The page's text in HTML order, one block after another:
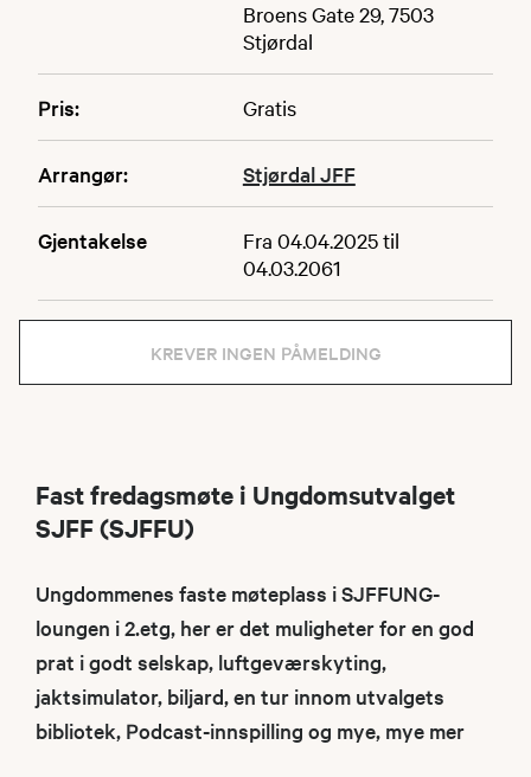
Broens Gate 29, 7503
Stjørdal
Pris: Gratis
Arrangør: Stjørdal JFF
Gjentakelse
Fra 04.04.2025 til
04.03.2061
KREVER INGEN PÅMELDING
Fast fredagsmøte i Ungdomsutvalget
SJFF (SJFFU)
Ungdommenes faste møteplass i SJFFUNG-
loungen i 2.etg, her er det muligheter for en god
prat i godt selskap, luftgeværskyting,
jaktsimulator, biljard, en tur innom utvalgets
bibliotek, Podcast-innspilling og mye, mye mer